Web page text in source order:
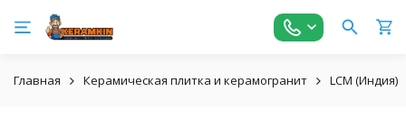
Главная Керамическая плитка и керамогранит LCM (Индия)